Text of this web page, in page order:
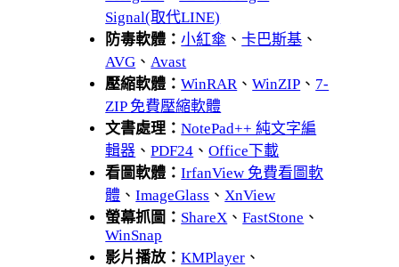
Signal(取代LINE)
防毒軟體：小紅傘 、卡巴斯基 、
AVG 、 Avast
壓縮軟體：WinRAR 、WinZIP 、 7-
ZIP 免費壓縮軟體
文書處理：NotePad++ 純文字編
輯器 、PDF24 、Office下載
看圖軟體：IrfanView 免費看圖軟
體 、ImageGlass 、 XnView
螢幕抓圖： ShareX 、FastStone 、
WinSnap
影片播放：KMPlayer 、